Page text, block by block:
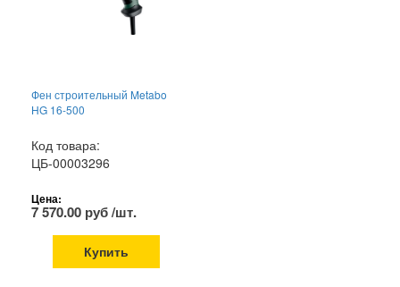
Фен строительный Metabo
HG 16-500
Код товара:
ЦБ-00003296
Цена:
7 570.00 руб /шт.
Купить